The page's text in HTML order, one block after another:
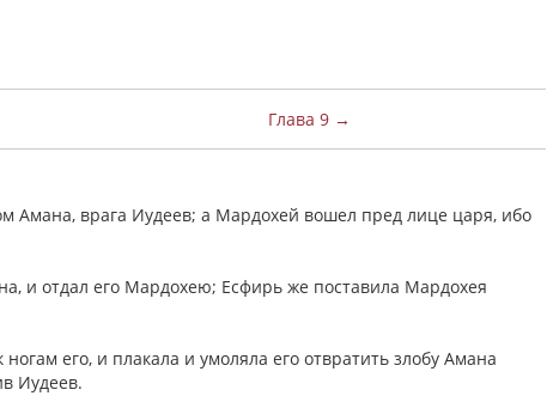
Глава 9 →
Амана, врага Иудеев; а Мардохей вошел пред лице царя, ибо
и отдал его Мардохею; Есфирь же поставила Мардохея
его, и плакала и умоляла его отвратить злобу Амана
Иудеев.